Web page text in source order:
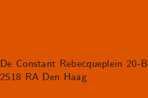
De Constant Rebecqueplein 20-B
2518 RA Den Haag